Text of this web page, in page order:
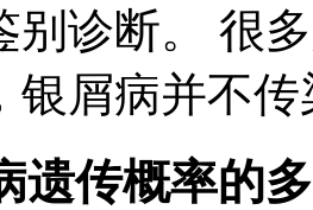
别诊断。 很
银屑病并不传
遗传概率的